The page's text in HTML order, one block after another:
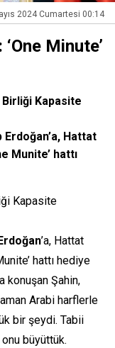
2024 Cumartesi 00:14
Minute’
Kapasite
Erdoğan’a, Hattat
Munite’ hattı
Kapasite
Erdoğan’a, Hattat
hattı hediye
konuşan Şahin,
Arabi harflerle
bir şeydi. Tabii
büyüttük.